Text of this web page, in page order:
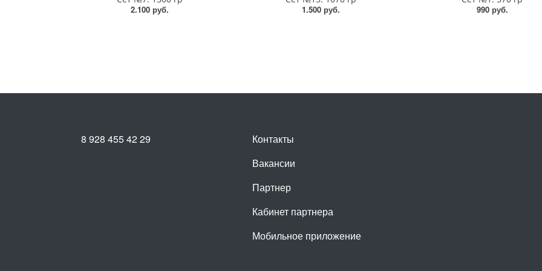
2.100 руб.
1.500 руб.
990 руб.
Контакты
Вакансии
Партнер
Кабинет партнера
Мобильное приложение
8 928 455 42 29